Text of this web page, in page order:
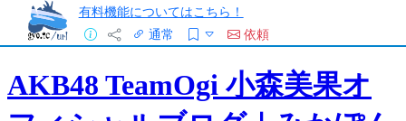
有料機能についてはこちら！
通常
依頼